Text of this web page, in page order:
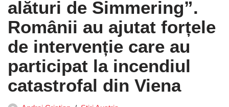
alături de Simmering”.
Românii au ajutat forțele
de intervenție care au
participat la incendiul
catastrofal din Viena